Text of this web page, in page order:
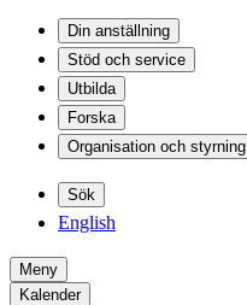
Din anställning
Stöd och service
Utbilda
Forska
Organisation och styrning
Sök
English
Meny
Kalender